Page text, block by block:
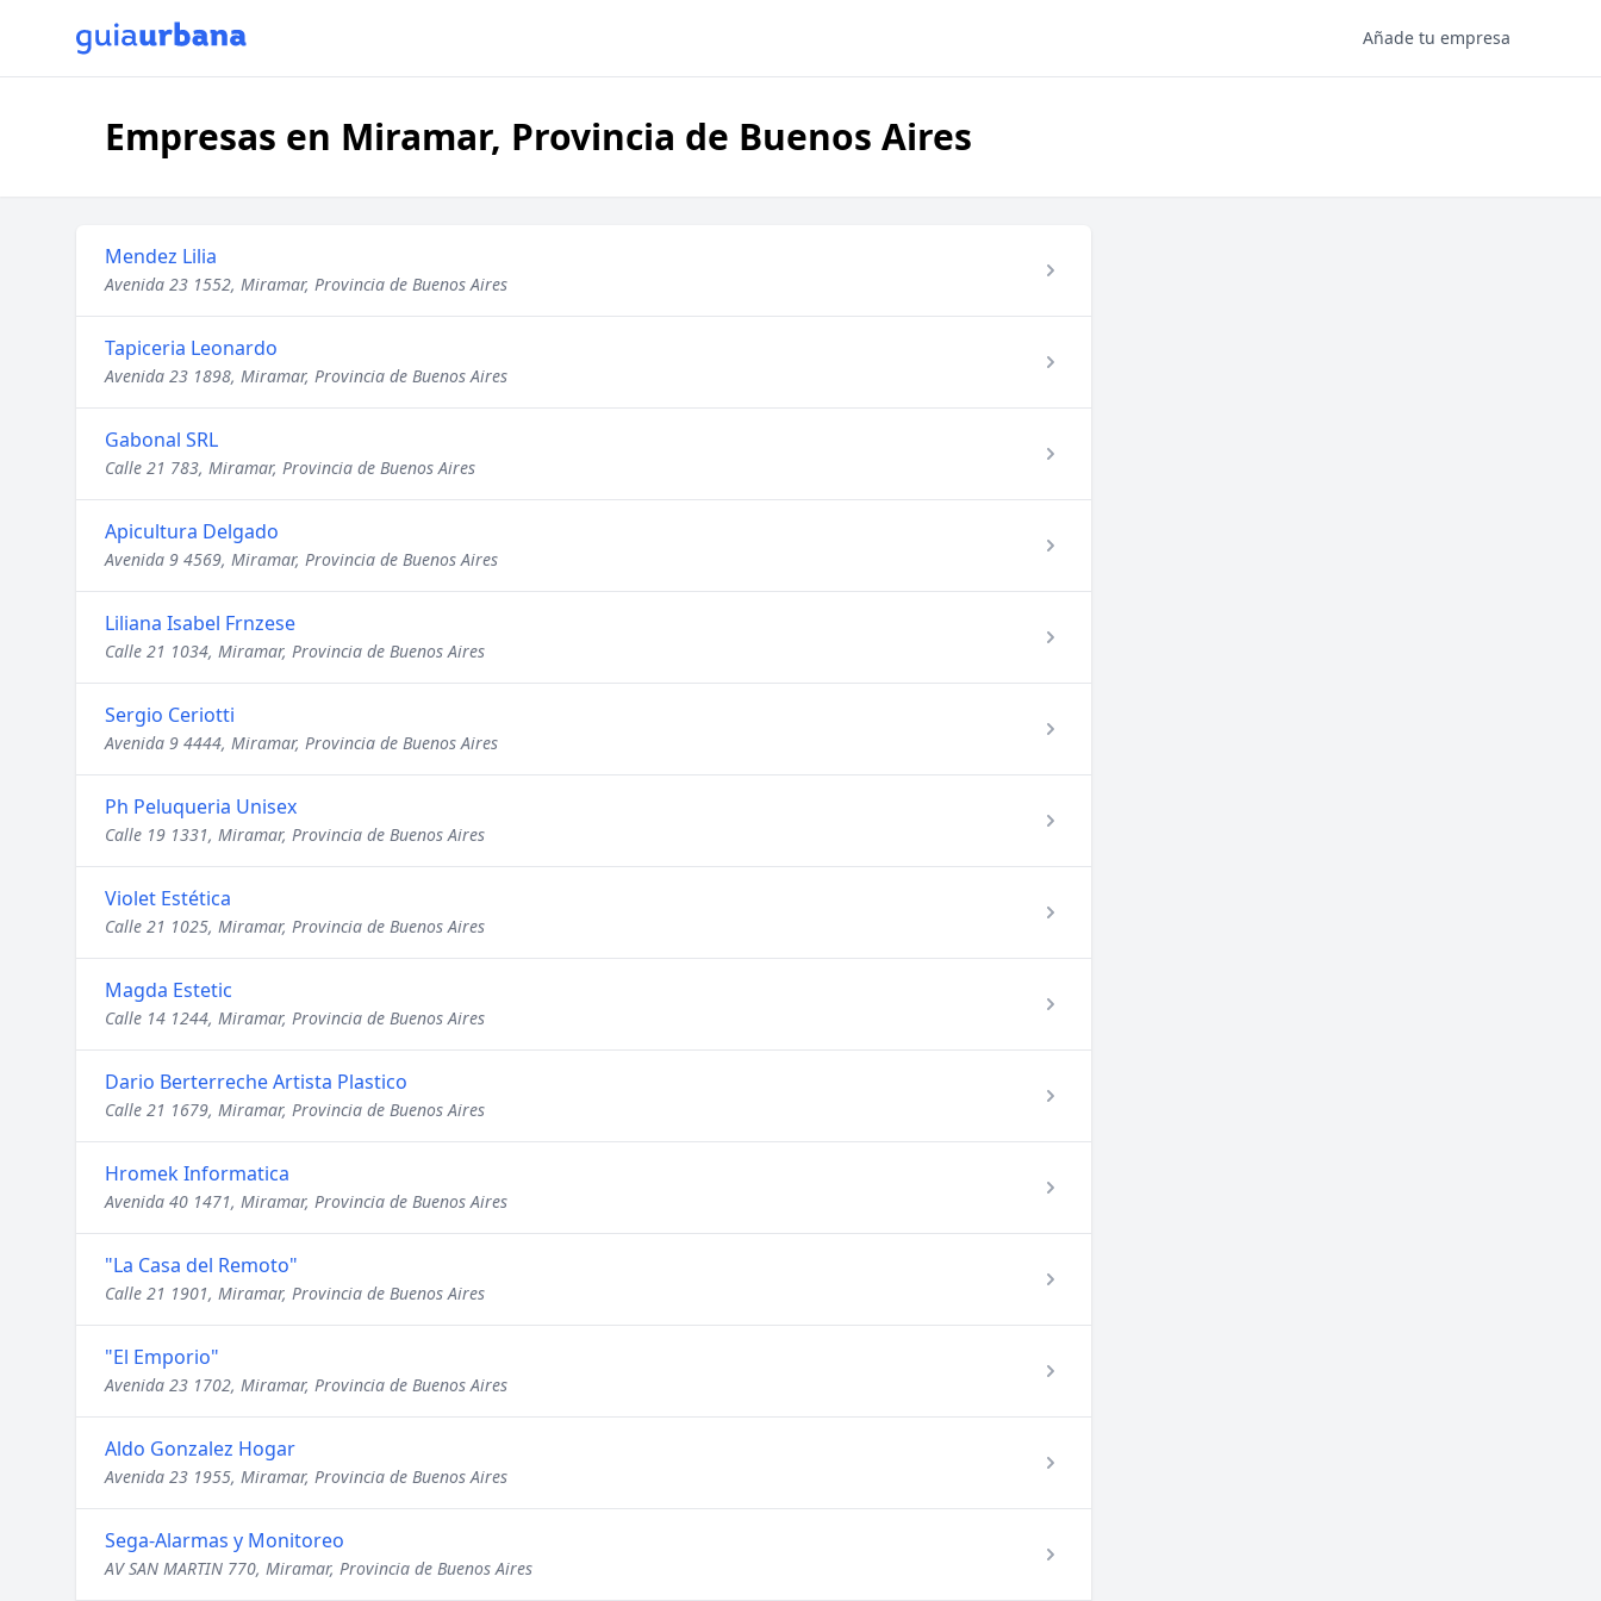
Añade tu empresa
Empresas en Miramar, Provincia de Buenos Aires
Mendez Lilia
Avenida 23 1552, Miramar, Provincia de Buenos Aires
Tapiceria Leonardo
Avenida 23 1898, Miramar, Provincia de Buenos Aires
Gabonal SRL
Calle 21 783, Miramar, Provincia de Buenos Aires
Apicultura Delgado
Avenida 9 4569, Miramar, Provincia de Buenos Aires
Liliana Isabel Frnzese
Calle 21 1034, Miramar, Provincia de Buenos Aires
Sergio Ceriotti
Avenida 9 4444, Miramar, Provincia de Buenos Aires
Ph Peluqueria Unisex
Calle 19 1331, Miramar, Provincia de Buenos Aires
Violet Estética
Calle 21 1025, Miramar, Provincia de Buenos Aires
Magda Estetic
Calle 14 1244, Miramar, Provincia de Buenos Aires
Dario Berterreche Artista Plastico
Calle 21 1679, Miramar, Provincia de Buenos Aires
Hromek Informatica
Avenida 40 1471, Miramar, Provincia de Buenos Aires
"La Casa del Remoto"
Calle 21 1901, Miramar, Provincia de Buenos Aires
"El Emporio"
Avenida 23 1702, Miramar, Provincia de Buenos Aires
Aldo Gonzalez Hogar
Avenida 23 1955, Miramar, Provincia de Buenos Aires
Sega-Alarmas y Monitoreo
AV SAN MARTIN 770, Miramar, Provincia de Buenos Aires